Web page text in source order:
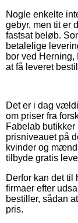
Nogle enkelte
gebyr, men tit er
fastsat beløb.
betalelige
bor ved
at få leveret
Det er i dag
om priser fra
Fabelab
prisniveauet på
kvinder og
tilbyde gratis
Derfor kan det til
firmaer efter
bestiller, sådan
pris.